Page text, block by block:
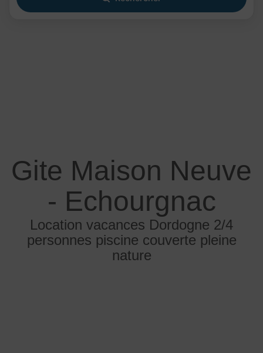
Gite Maison Neuve
- Echourgnac
Location vacances Dordogne 2/4
personnes piscine couverte pleine
nature